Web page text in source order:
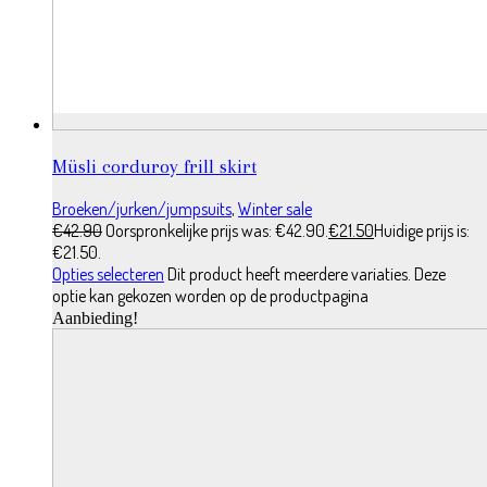
Müsli corduroy frill skirt
Broeken/jurken/jumpsuits, Winter sale
€42.90Oorspronkelijke prijs was: €42.90. €21.50Huidige prijs is:
€21.50.
Opties selecteren Dit product heeft meerdere variaties. Deze
optie kan gekozen worden op de productpagina
Aanbieding!